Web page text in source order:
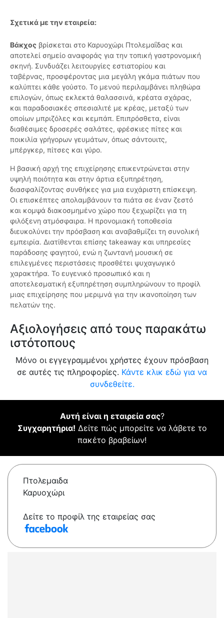
Σχετικά με την εταιρεία:
Βάκχος βρίσκεται στο Καρυοχώρι Πτολεμαΐδας και
αποτελεί σημείο αναφοράς για την τοπική γαστρονομική
σκηνή. Συνδυάζει λειτουργίες εστιατορίου και
ταβέρνας, προσφέροντας μια μεγάλη γκάμα πιάτων που
καλύπτει κάθε γούστο. Το μενού περιλαμβάνει πληθώρα
επιλογών, όπως εκλεκτά θαλασσινά, κρέατα σχάρας,
και παραδοσιακές σπεσιαλιτέ με κρέας, μεταξύ των
οποίων μπριζόλες και κεμπάπ. Επιπρόσθετα, είναι
διαθέσιμες δροσερές σαλάτες, φρέσκιες πίτες και
ποικιλία γρήγορων γευμάτων, όπως σάντουιτς,
μπέργκερ, πίτσες και γύρο.
Η βασική αρχή της επιχείρησης επικεντρώνεται στην
υψηλή ποιότητα και στην άρτια εξυπηρέτηση,
διασφαλίζοντας συνθήκες για μια ευχάριστη επίσκεψη.
Οι επισκέπτες απολαμβάνουν τα πιάτα σε έναν ζεστό
και κομψά διακοσμημένο χώρο που ξεχωρίζει για τη
φιλόξενη ατμόσφαιρα. Η προνομιακή τοποθεσία
διευκολύνει την πρόσβαση και αναβαθμίζει τη συνολική
εμπειρία. Διατίθενται επίσης takeaway και υπηρεσίες
παράδοσης φαγητού, ενώ η ζωντανή μουσική σε
επιλεγμένες περιστάσεις προσθέτει ψυχαγωγικό
χαρακτήρα. Το ευγενικό προσωπικό και η
αποτελεσματική εξυπηρέτηση συμπληρώνουν το προφίλ
μιας επιχείρησης που μεριμνά για την ικανοποίηση των
πελατών της.
Αξιολογήσεις από τους παρακάτω
ιστότοπους
Μόνο οι εγγεγραμμένοι χρήστες έχουν πρόσβαση
σε αυτές τις πληροφορίες. Κάντε κλικ εδώ για να
συνδεθείτε.
Αυτή είναι η εταιρεία σας?
Συγχαρητήρια! Δείτε πώς μπορείτε να λάβετε το
πακέτο βραβείων!
Πτολεμαιδα
Καρυοχώρι
Δείτε το προφίλ της εταιρείας σας